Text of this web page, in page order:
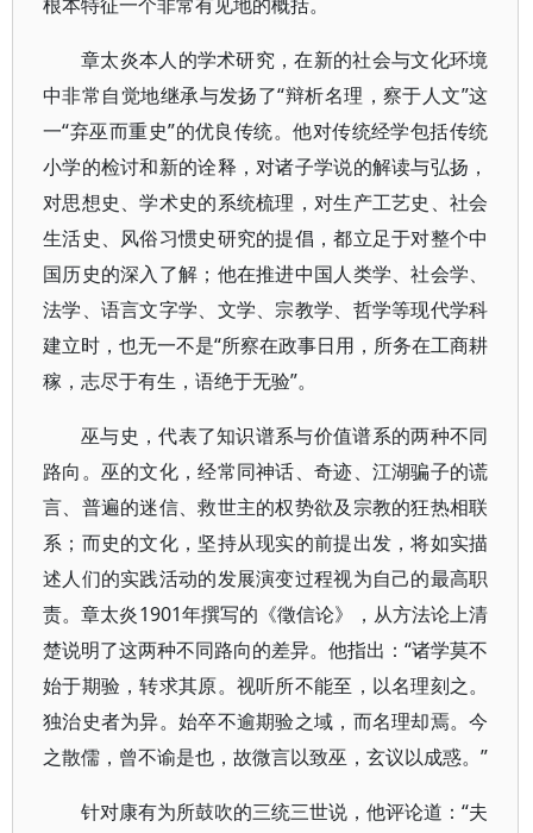
章太炎本人的学术研究，在新的社会与文化环境
中非常自觉地继承与发扬了“辩析名理，察于人文”这
一“弃巫而重史”的优良传统。他对传统经学包括传统
小学的检讨和新的诠释，对诸子学说的解读与弘扬，
对思想史、学术史的系统梳理，对生产工艺史、社会
生活史、风俗习惯史研究的提倡，都立足于对整个中
国历史的深入了解；他在推进中国人类学、社会学、
法学、语言文字学、文学、宗教学、哲学等现代学科
建立时，也无一不是“所察在政事日用，所务在工商耕
稼，志尽于有生，语绝于无验”。
巫与史，代表了知识谱系与价值谱系的两种不同
路向。巫的文化，经常同神话、奇迹、江湖骗子的谎
言、普遍的迷信、救世主的权势欲及宗教的狂热相联
系；而史的文化，坚持从现实的前提出发，将如实描
述人们的实践活动的发展演变过程视为自己的最高职
责。章太炎1901年撰写的《徵信论》，从方法论上清
楚说明了这两种不同路向的差异。他指出：“诸学莫不
始于期验，转求其原。视听所不能至，以名理刻之。
独治史者为异。始卒不逾期验之域，而名理却焉。今
之散儒，曾不谕是也，故微言以致巫，玄议以成惑。”
针对康有为所鼓吹的三统三世说，他评论道：“夫